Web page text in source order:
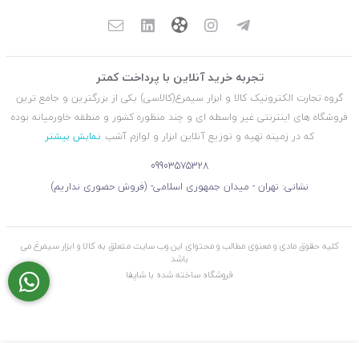
تجربه خرید آنلاین با پرداخت کمتر
گروه تجارت الکترونیک کالا و ابزار سیمرغ(کالاسی) یکی از بزرگترین و جامع ترین
فروشگاه های اینترنتی غیر واسطه ای و چند منظوره کشور و منطقه خاورمیانه بوده
که در زمینه تهیه و توزیع آنلاین ابزار و لوازم آشپ نمایش بیشتر
09903575328
نشانی: تهران - میدان جمهوری اسلامی- (فروش حضوری نداریم)
کلیه حقوق مادی و معنوی مطالب و محتوای این وب سایت متعلق به کالا و ابزار سیمرغ می
باشد
فروشگاه ساخته شده با شاپفا